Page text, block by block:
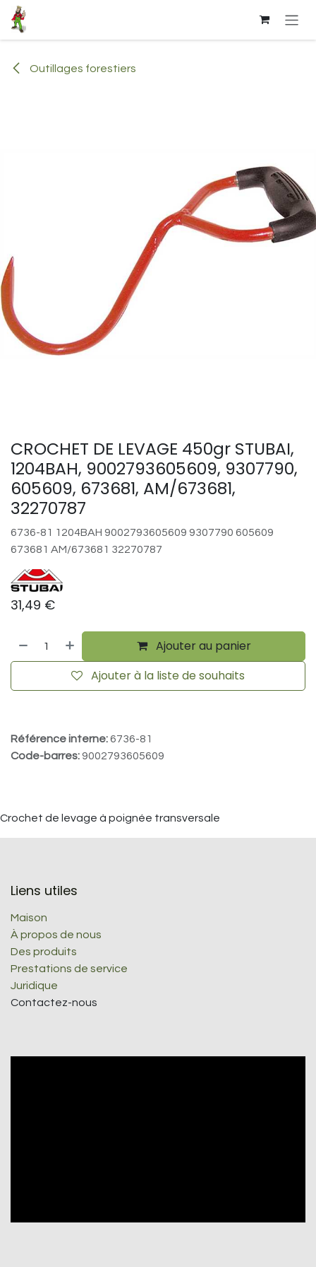
Se rendre au contenu
Outillages forestiers
CROCHET DE LEVAGE 450gr STUBAI,
1204BAH, 9002793605609, 9307790,
605609, 673681, AM/673681,
32270787
6736-81 1204BAH 9002793605609 9307790 605609
673681 AM/673681 32270787
31,49 €
Ajouter au panier
Ajouter à la liste de souhaits
Référence interne:6736-81
Code-barres: 9002793605609
Crochet de levage à poignée transversale
Liens utiles
Maison
À propos de nous
Des produits
Prestations de service
Juridique
Contactez-nous